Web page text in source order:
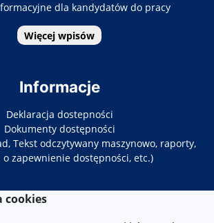
dla kandydatów do pracy
Więcej wpisów
Informacje
Deklaracja dostepności
Dokumenty dostępności
Tekst odczytywany maszynowo, raporty,
o zapewnienie dostępności, etc.)
Kontakt
cookies